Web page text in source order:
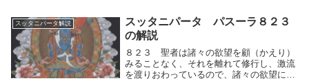
この道理を見ても、汝らは、無論争の境地
を安穏（あんのん）であると観じて、論争
をしてはなら...
スッタニパータ解説
スッタニパータ パスーラ８２３
の解説
８２３ 聖者は諸々の欲望を顧（かえり）
みることなく、それを離れて修行し、激流
を渡りおわっているので、諸々の欲望に束